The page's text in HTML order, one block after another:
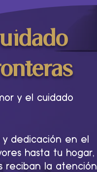
y el cuidado
y dedicación en el
hasta tu hogar,
reciban la atención